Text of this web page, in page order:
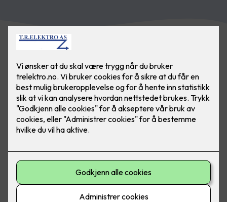
mye penger. Om elbilen din støtter det kan du lade smart
ved kun å bruke en app.
Smart elbillading - hele døgnet